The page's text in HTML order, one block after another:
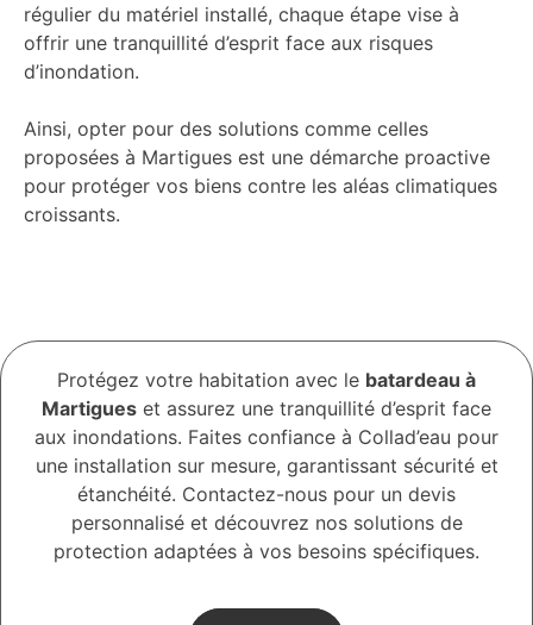
régulier du matériel installé, chaque étape vise à
offrir une tranquillité d’esprit face aux risques
d’inondation.
Ainsi, opter pour des solutions comme celles
proposées à Martigues est une démarche proactive
pour protéger vos biens contre les aléas climatiques
croissants.
Protégez votre habitation avec le batardeau à
Martigues et assurez une tranquillité d’esprit face
aux inondations. Faites confiance à Collad’eau pour
une installation sur mesure, garantissant sécurité et
étanchéité. Contactez-nous pour un devis
personnalisé et découvrez nos solutions de
protection adaptées à vos besoins spécifiques.